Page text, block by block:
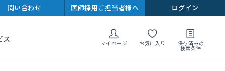
問い合わせ 医師採用ご担当者様へ ログイン
ス マイページ お気に入り 保存済みの
検索条件